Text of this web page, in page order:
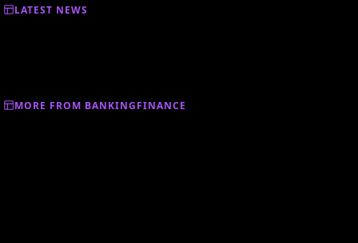
LATEST NEWS
MORE FROM BANKINGFINANCE